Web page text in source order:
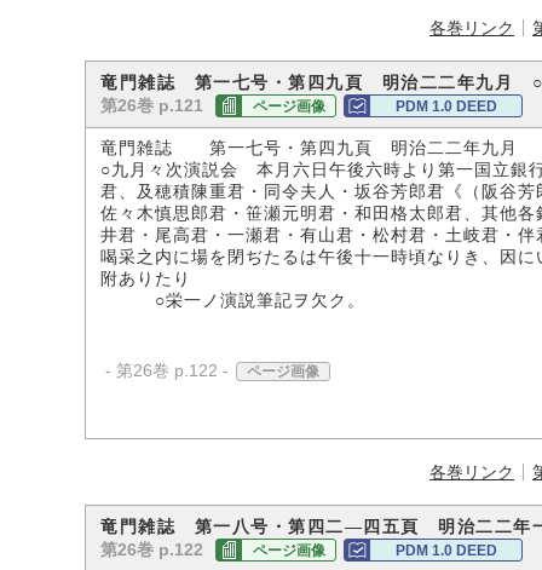
各巻リンク
竜門雑誌 第一七号・第四九頁 明治二二年九月 ○
第26巻 p.121 ページ画像 PDM 1.0 DEED
竜門雑誌 第一七号・第四九頁 明治二二年九月
○九月々次演説会 本月六日午後六時より第一国立銀
君、及穂積陳重君・同令夫人・坂谷芳郎君《（阪谷
佐々木慎思郎君・笹瀬元明君・和田格太郎君、其他
井君・尾高君・一瀬君・有山君・松村君・土岐君・
喝采之内に場を閉ぢたるは午後十一時頃なりき、因
附ありたり
○栄一ノ演説筆記ヲ欠ク。
- 第26巻 p.122 - ページ画像
各巻リンク
竜門雑誌 第一八号・第四二―四五頁 明治二二年
第26巻 p.122 ページ画像 PDM 1.0 DEED